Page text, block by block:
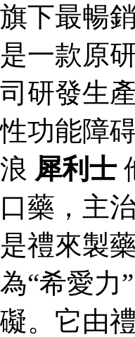
旗下最暢
是一款原
司研發生
性功能障
浪 犀利士
口藥，主
是禮來製
為“希愛力
礙。它由